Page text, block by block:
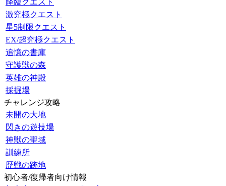
降臨クエスト
激究極クエスト
星5制限クエスト
EX/超究極クエスト
追憶の書庫
守護獣の森
英雄の神殿
採掘場
チャレンジ攻略
未開の大地
閃きの遊技場
神獣の聖域
訓練所
歴戦の跡地
初心者/復帰者向け情報